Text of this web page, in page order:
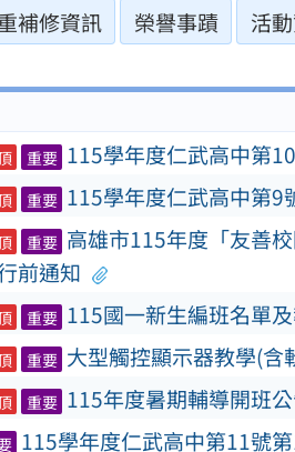
補修資訊 榮譽事蹟 活
重要 115學年度仁武高中第
重要 115學年度仁武高中第9
重要 高雄市115年度「友善
前通知
重要 115國一新生編班名單
重要 大型觸控顯示器教學(含
重要 115年度暑期輔導開班
115學年度仁武高中第11號